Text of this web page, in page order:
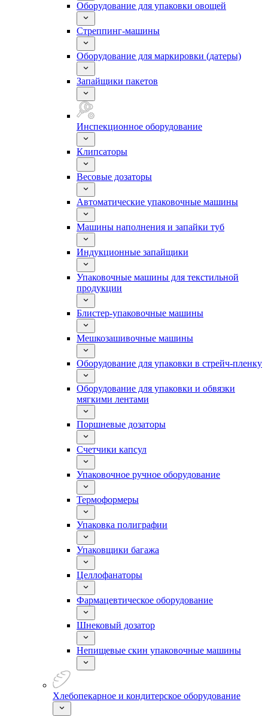
Оборудование для упаковки овощей
Стреппинг-машины
Оборудование для маркировки (датеры)
Запайщики пакетов
Инспекционное оборудование
Клипсаторы
Весовые дозаторы
Автоматические упаковочные машины
Машины наполнения и запайки туб
Индукционные запайщики
Упаковочные машины для текстильной
продукции
Блистер-упаковочные машины
Мешкозашивочные машины
Оборудование для упаковки в стрейч-пленку
Оборудование для упаковки и обвязки
мягкими лентами
Поршневые дозаторы
Счетчики капсул
Упаковочное ручное оборудование
Термоформеры
Упаковка полиграфии
Упаковщики багажа
Целлофанаторы
Фармацевтическое оборудование
Шнековый дозатор
Непищевые скин упаковочные машины
Хлебопекарное и кондитерское оборудование